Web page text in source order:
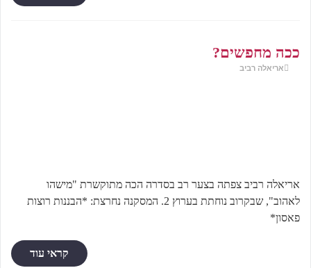
ככה מחפשים?
אריאלה רביב
אריאלה רביב צפתה בצער רב בסדרה הכה מתוקשרת "מישהו
לאהוב", שבקרוב נוחתת בערוץ 2. המסקנה נחרצת: *הבננות רוצות
פאסון*
קראי עוד